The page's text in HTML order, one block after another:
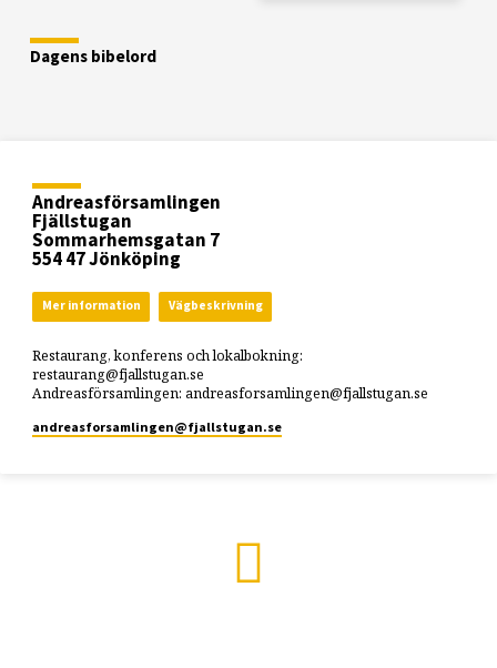
Dagens bibelord
Andreasförsamlingen
Fjällstugan
Sommarhemsgatan 7
554 47 Jönköping
Mer information Vägbeskrivning
Restaurang, konferens och lokalbokning:
restaurang@fjallstugan.se
Andreasförsamlingen: andreasforsamlingen@fjallstugan.se
andreasforsamlingen​@fjallstugan.se